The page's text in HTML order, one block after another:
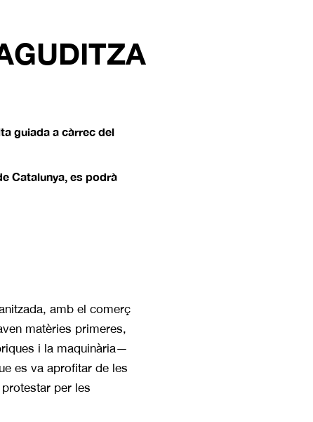
guiada a càrrec del
Catalunya, es podrà
amb el comerç
matèries primeres,
i la maquinària—
es va aprofitar de les
per les